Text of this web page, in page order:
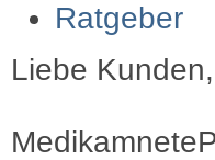
Ratgeber
Liebe Kunden,